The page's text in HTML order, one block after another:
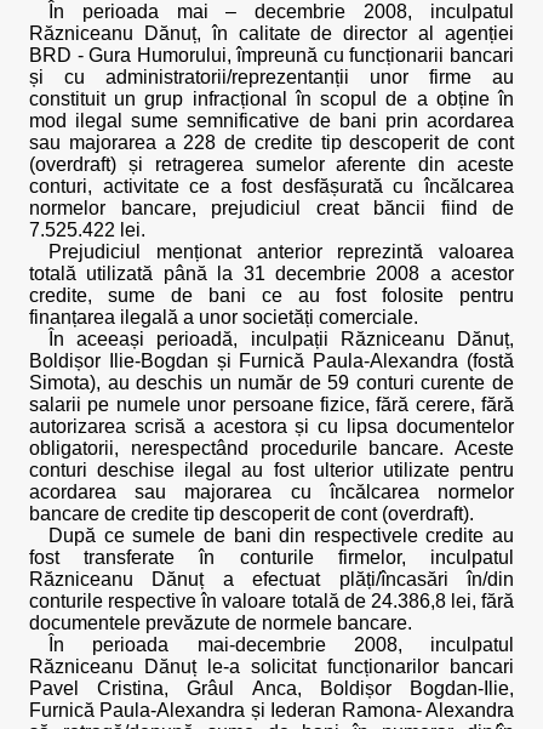
În perioada mai – decembrie 2008, inculpatul
Răzniceanu Dănuț, în calitate de director al agenției
BRD - Gura Humorului, împreună cu funcționarii bancari
și cu administratorii/reprezentanții unor firme au
constituit un grup infracțional în scopul de a obține în
mod ilegal sume semnificative de bani prin acordarea
sau majorarea a 228 de credite tip descoperit de cont
(overdraft) și retragerea sumelor aferente din aceste
conturi, activitate ce a fost desfășurată cu încălcarea
normelor bancare, prejudiciul creat băncii fiind de
7.525.422 lei.
Prejudiciul menționat anterior reprezintă valoarea
totală utilizată până la 31 decembrie 2008 a acestor
credite, sume de bani ce au fost folosite pentru
finanțarea ilegală a unor societăți comerciale.
În aceeași perioadă, inculpații Răzniceanu Dănuț,
Boldișor Ilie-Bogdan și Furnică Paula-Alexandra (fostă
Simota), au deschis un număr de 59 conturi curente de
salarii pe numele unor persoane fizice, fără cerere, fără
autorizarea scrisă a acestora și cu lipsa documentelor
obligatorii, nerespectând procedurile bancare. Aceste
conturi deschise ilegal au fost ulterior utilizate pentru
acordarea sau majorarea cu încălcarea normelor
bancare de credite tip descoperit de cont (overdraft).
După ce sumele de bani din respectivele credite au
fost transferate în conturile firmelor, inculpatul
Răzniceanu Dănuț a efectuat plăți/încasări în/din
conturile respective în valoare totală de 24.386,8 lei, fără
documentele prevăzute de normele bancare.
În perioada mai-decembrie 2008, inculpatul
Răzniceanu Dănuț le-a solicitat funcționarilor bancari
Pavel Cristina, Grâul Anca, Boldișor Bogdan-Ilie,
Furnică Paula-Alexandra și Iederan Ramona- Alexandra